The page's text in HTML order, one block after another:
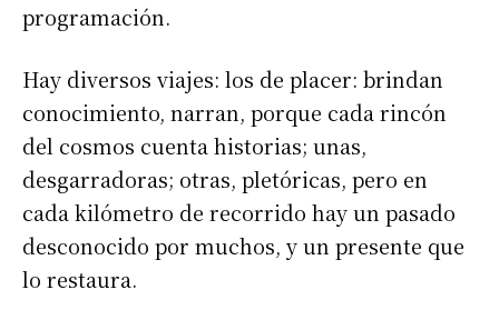
programación.
Hay diversos viajes: los de placer: brindan
conocimiento, narran, porque cada rincón
del cosmos cuenta historias; unas,
desgarradoras; otras, pletóricas, pero en
cada kilómetro de recorrido hay un pasado
desconocido por muchos, y un presente que
lo restaura.